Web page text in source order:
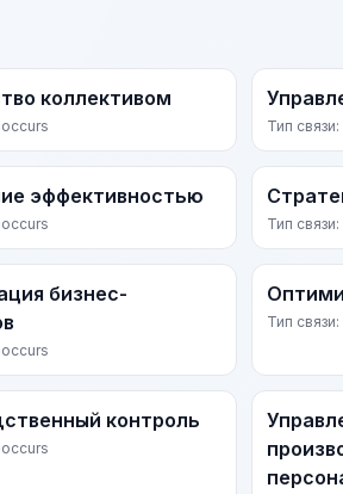
коллективом
Тип
эффективностью
Тип
бизнес-
Тип
контроль